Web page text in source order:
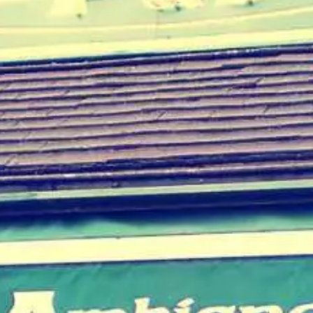
Paramètres de
confidentialité
Afin de faciliter votre navigation et de vous
apporter le meilleur service possible, nous utilisons
des cookies pour améliorer le site aux besoins des
visiteurs, notamment selon la fréquentation.
Nos politique de confidentialité